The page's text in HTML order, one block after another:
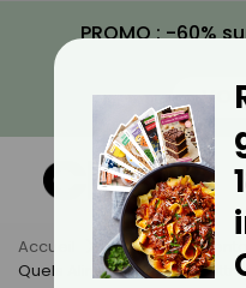
PROMO : -60%
Accueil Actus
Quels Aliments Ne Pas